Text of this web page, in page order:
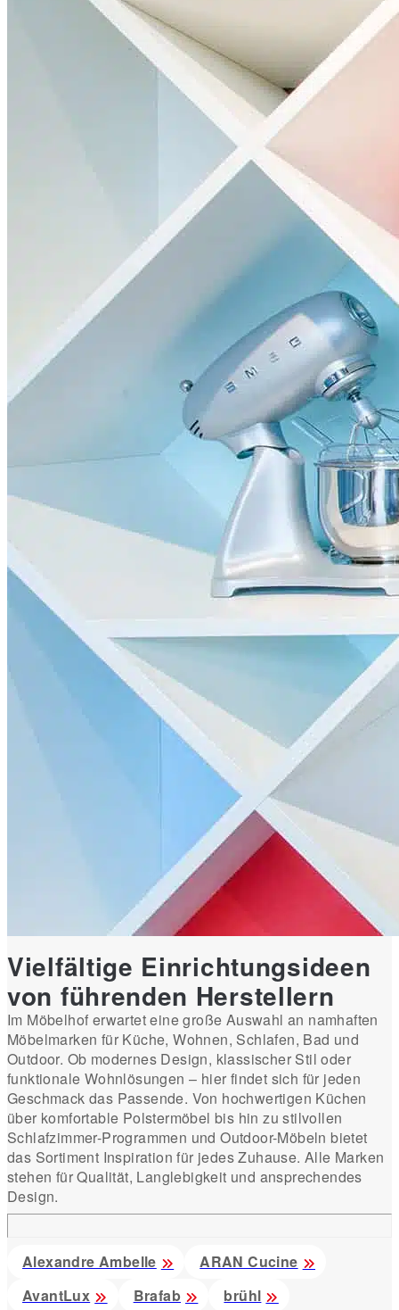
Vielfältige Einrichtungsideen
von führenden Herstellern
Im Möbelhof erwartet eine große Auswahl an namhaften
Möbelmarken für Küche, Wohnen, Schlafen, Bad und
Outdoor. Ob modernes Design, klassischer Stil oder
funktionale Wohnlösungen – hier findet sich für jeden
Geschmack das Passende. Von hochwertigen Küchen
über komfortable Polstermöbel bis hin zu stilvollen
Schlafzimmer-Programmen und Outdoor-Möbeln bietet
das Sortiment Inspiration für jedes Zuhause. Alle Marken
stehen für Qualität, Langlebigkeit und ansprechendes
Design.
Alexandre Ambelle
ARAN Cucine
AvantLux
Brafab brühl